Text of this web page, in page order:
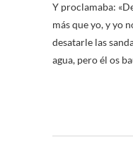
Y proclamaba:
más que yo, y yo
desatarle las
agua, pero él os